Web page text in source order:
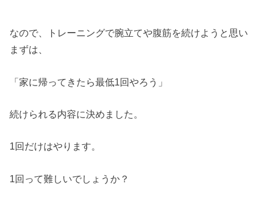
なので、トレーニングで腕立てや腹筋を続けようと思い
まずは、
「家に帰ってきたら最低1回やろう」
続けられる内容に決めました。
1回だけはやります。
1回って難しいでしょうか？